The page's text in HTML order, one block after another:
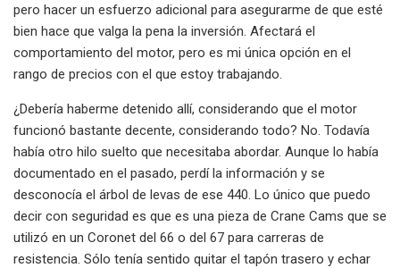
pero hacer un esfuerzo adicional para asegurarme de que esté
bien hace que valga la pena la inversión. Afectará el
comportamiento del motor, pero es mi única opción en el
rango de precios con el que estoy trabajando.
¿Debería haberme detenido allí, considerando que el motor
funcionó bastante decente, considerando todo? No. Todavía
había otro hilo suelto que necesitaba abordar. Aunque lo había
documentado en el pasado, perdí la información y se
desconocía el árbol de levas de ese 440. Lo único que puedo
decir con seguridad es que es una pieza de Crane Cams que se
utilizó en un Coronet del 66 o del 67 para carreras de
resistencia. Sólo tenía sentido quitar el tapón trasero y echar